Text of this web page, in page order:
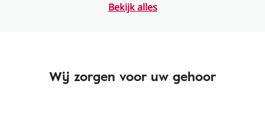
Bekijk alles
Wij zorgen voor uw gehoor